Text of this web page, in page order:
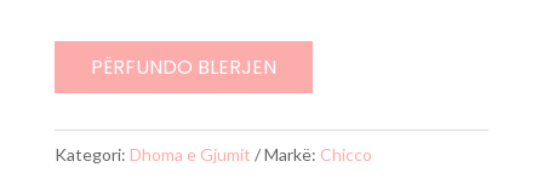
37000 L.
PËRFUNDO BLERJEN
Kategori: Dhoma e Gjumit Markë: Chicco